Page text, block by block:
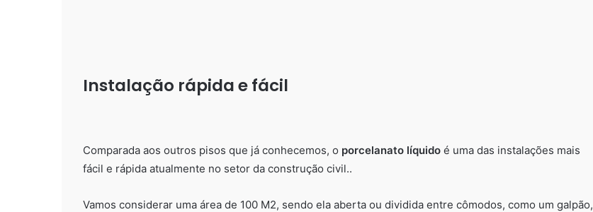
Instalação rápida e fácil
Comparada aos outros pisos que já conhecemos, o porcelanato líquido é uma das instalações mais
fácil e rápida atualmente no setor da construção civil..
Vamos considerar uma área de 100 M2, sendo ela aberta ou dividida entre cômodos, como um galpão,